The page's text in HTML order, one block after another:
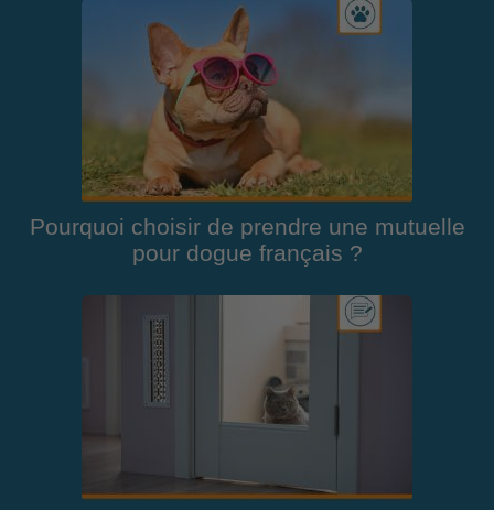
Pourquoi choisir de prendre une mutuelle
pour dogue français ?